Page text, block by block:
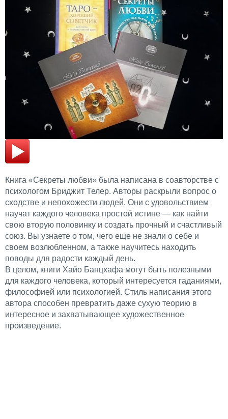
Книга «Секреты любви» была написана в соавторстве с
психологом Бриджит Телер. Авторы раскрыли вопрос о
сходстве и непохожести людей. Они с удовольствием
научат каждого человека простой истине — как найти
свою вторую половинку и создать прочный и счастливый
союз. Вы узнаете о том, чего еще не знали о себе и
своем возлюбленном, а также научитесь находить
поводы для радости каждый день.
В целом, книги Хайо Банцхафа могут быть полезными
для каждого человека, который интересуется гаданиями,
философией или психологией. Стиль написания этого
автора способен превратить даже сухую теорию в
интересное и захватывающее художественное
произведение.